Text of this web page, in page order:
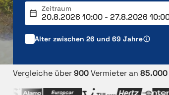
Zeitraum
Alter zwischen 26 und 69 Jahre
Vergleiche über900Vermieter an 85.000